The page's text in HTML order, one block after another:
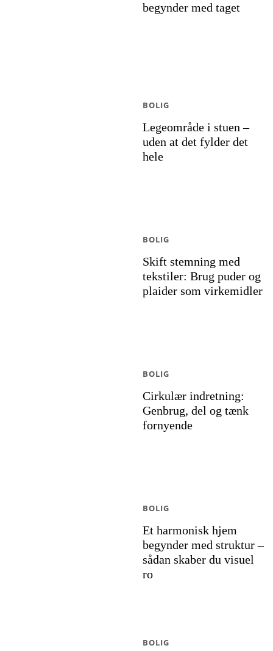
begynder med taget
Legeområde i stuen –
uden at det fylder det
hele
BOLIG
Skift stemning med
tekstiler: Brug puder og
plaider som virkemidler
BOLIG
Cirkulær indretning:
Genbrug, del og tænk
fornyende
BOLIG
Et harmonisk hjem
begynder med struktur –
sådan skaber du visuel
ro
BOLIG
BOLIG